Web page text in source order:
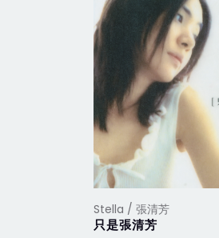
Stella / 張清芳
只是張清芳